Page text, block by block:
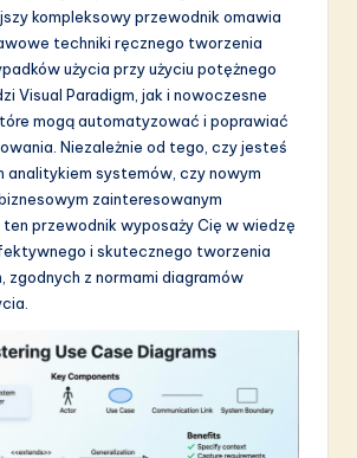
kompleksowy przewodnik omawia
techniki ręcznego tworzenia
użycia przy użyciu potężnego
Visual Paradigm, jak i nowoczesne
mogą automatyzować i poprawiać
Niezależnie od tego, czy jesteś
analitykiem systemów, czy nowym
zainteresowanym
przewodnik wyposaży Cię w wiedzę
i skutecznego tworzenia
zgodnych z normami diagramów